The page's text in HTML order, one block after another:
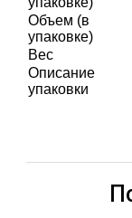
Объем (в
упаковке)
Вес
Описание
упаковки